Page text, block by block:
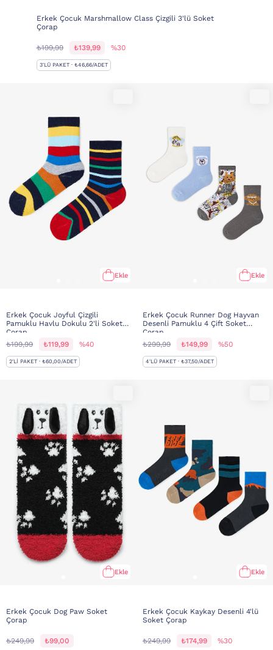
Erkek Çocuk Marshmallow Class Çizgili 3'lü Soket
Çorap
₺199,99 ₺139,99 %30
3'LÜ PAKET · ₺46,66/ADET
Ekle
Erkek Çocuk Joyful Çizgili
Pamuklu Havlu Dokulu 2'li Soket
Çorap
₺199,99
₺119,99 %40
2'LI PAKET · ₺60,00/ADET
Ekle
Erkek Çocuk Runner Dog Hayvan
Desenli Pamuklu 4 Çift Soket
Çorap
₺299,99
₺149,99 %50
4'LÜ PAKET · ₺37,50/ADET
Ekle
Erkek Çocuk Dog Paw Soket
Çorap
₺249,99 ₺99,00
Ekle
Erkek Çocuk Kaykay Desenli 4'lü
Soket Çorap
₺249,99 ₺174,99 %30